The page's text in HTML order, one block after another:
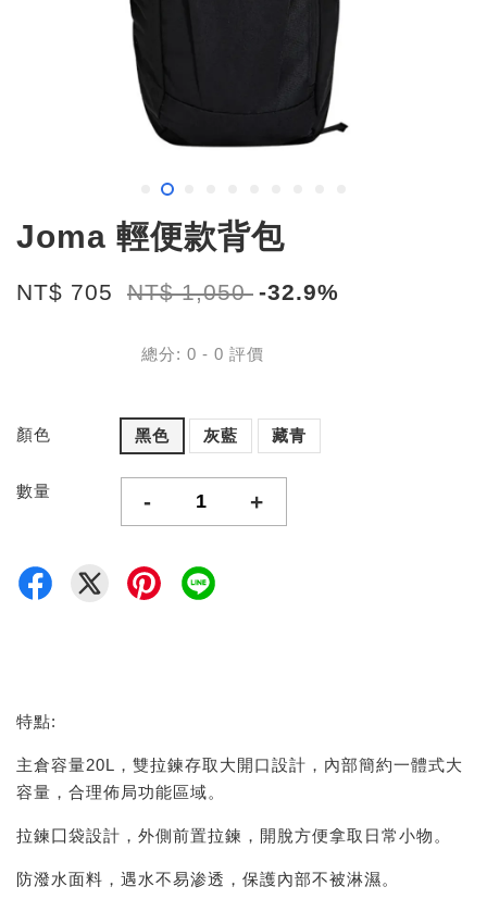
Joma 輕便款背包
NT$ 705 NT$ 1,050 -32.9%
總分: 0 - 0 評價
顏色 黑色 灰藍 藏青
數量 - +
特點:
主倉容量20L，雙拉鍊存取大開口設計，內部簡約一體式大
容量，合理佈局功能區域。
拉鍊囗袋設計，外側前置拉鍊，開脫方便拿取日常小物。
防潑水面料，遇水不易渗透，保護內部不被淋濕。